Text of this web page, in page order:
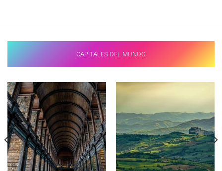
CAPITALES DEL MUNDO